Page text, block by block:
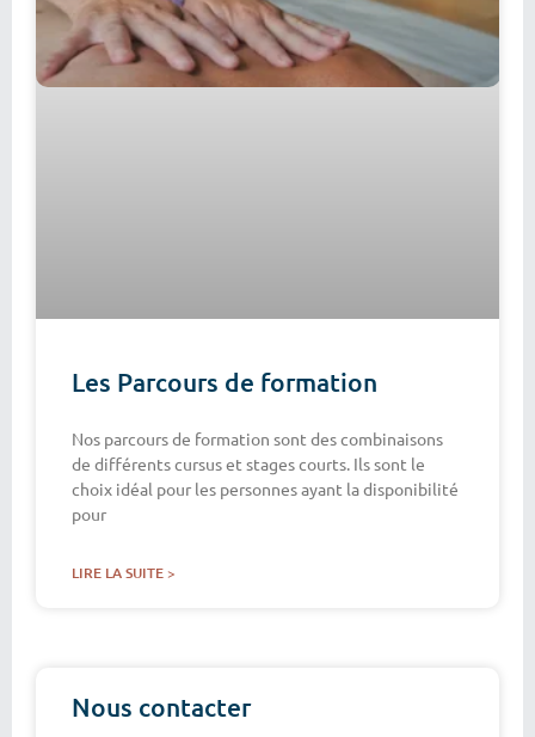
Les Parcours de formation
Nos parcours de formation sont des combinaisons
de différents cursus et stages courts. Ils sont le
choix idéal pour les personnes ayant la disponibilité
pour
LIRE LA SUITE >
Nous contacter